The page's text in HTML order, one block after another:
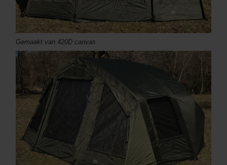
Gemaakt van 420D canvas